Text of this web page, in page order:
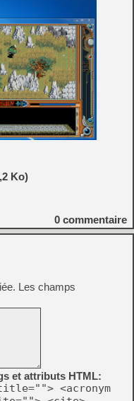
Ko)
0 commentaire
Les champs
et attributs HTML:
<acronym